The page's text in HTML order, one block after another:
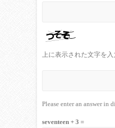
上に表示された文字を入
Please enter an answer in
seventeen + 3 =